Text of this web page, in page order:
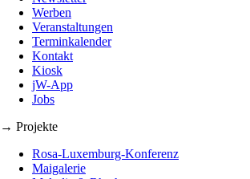
Werben
Veranstaltungen
Terminkalender
Kontakt
Kiosk
jW-App
Jobs
→ Projekte
Rosa-Luxemburg-Konferenz
Maigalerie